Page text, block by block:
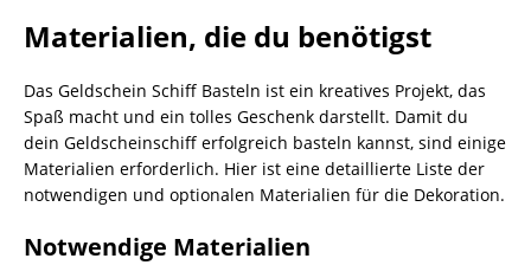
Materialien, die du benötigst
Das Geldschein Schiff Basteln ist ein kreatives Projekt, das
Spaß macht und ein tolles Geschenk darstellt. Damit du
dein Geldscheinschiff erfolgreich basteln kannst, sind einige
Materialien erforderlich. Hier ist eine detaillierte Liste der
notwendigen und optionalen Materialien für die Dekoration.
Notwendige Materialien